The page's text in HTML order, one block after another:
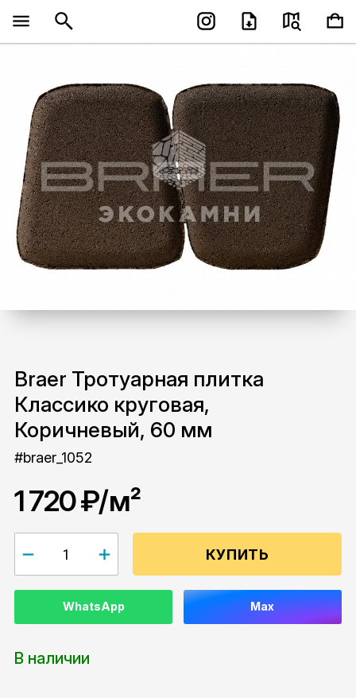
Braer Тротуарная плитка
Классико круговая,
Коричневый, 60 мм
#braer_1052
1 720 ₽/м²
КУПИТЬ
WhatsApp Max
В наличии